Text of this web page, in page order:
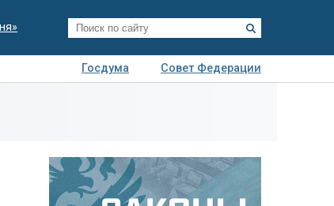
Госдума
Совет Федерации